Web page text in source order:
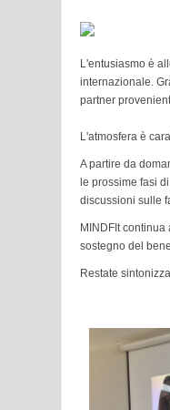
L'entusiasmo è
internazionale.
partner
L'atmosfera è
A partire da
le prossime fasi
discussioni sulle
MINDFIt
sostegno del
Restate